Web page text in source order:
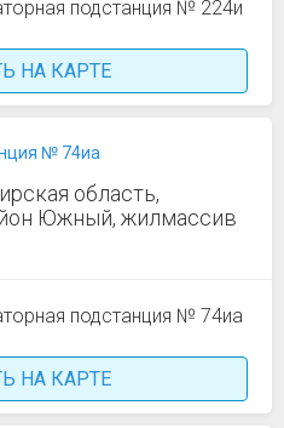
НА КАРТЕ
№ 74иа
область,
Южный, жилмассив
НА КАРТЕ